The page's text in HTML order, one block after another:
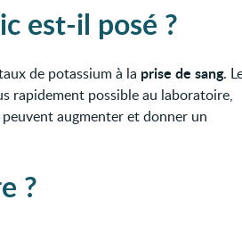
est-il posé ?
de potassium à la prise de sang.
rapidement possible au laboratoire,
augmenter et donner un
?